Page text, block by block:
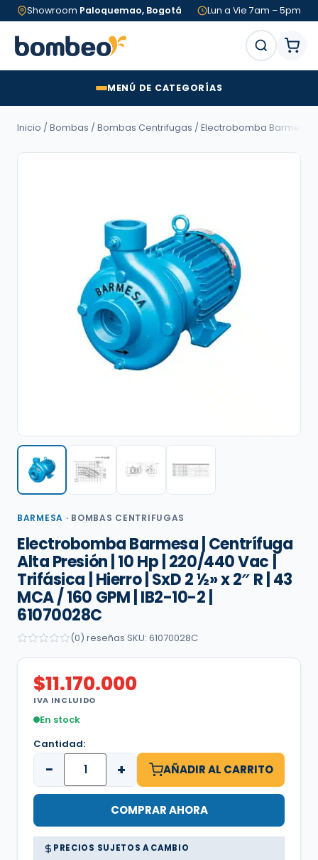
Showroom Paloquemao, Bogotá Lun a Vie 7am – 5pm
MENÚ DE CATEGORÍAS
Inicio / Bombas / Bombas Centrifugas / Electrobomba Barmesa |
BARMESA · BOMBAS CENTRIFUGAS
Electrobomba Barmesa | Centrífuga
Alta Presión | 10 Hp | 220/440 Vac |
Trifásica | Hierro | SxD 2 ½» x 2″ R | 43
MCA / 160 GPM | IB2-10-2 |
61070028C
(0) reseñas SKU: 61070028C
$11.170.000
IVA INCLUIDO
En stock
Cantidad:
− + AÑADIR AL CARRITO
COMPRAR AHORA
PRECIOS SUJETOS A CAMBIO